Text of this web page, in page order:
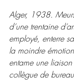
Alger, 1938.
d’une trentaine
employé, enterre
la moindre
entame une
collègue de